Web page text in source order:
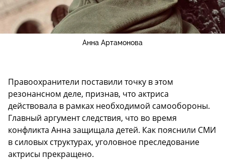
Анна Артамонова
Правоохранители поставили точку в этом
резонансном деле, признав, что актриса
действовала в рамках необходимой самообороны.
Главный аргумент следствия, что во время
конфликта Анна защищала детей. Как пояснили СМИ
в силовых структурах, уголовное преследование
актрисы прекращено.